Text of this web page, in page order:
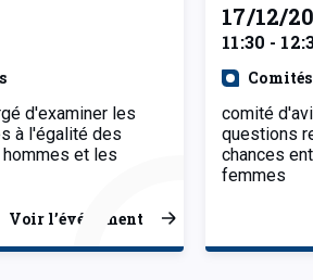
d'examiner les
à l'égalité des
et les
Voir l’événement
17/12/
11:30 -
comité
questions
chances
femmes